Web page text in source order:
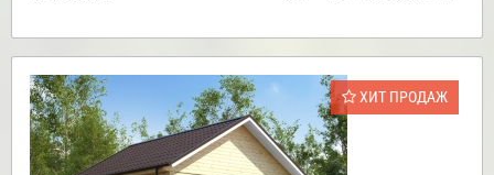
ХИТ ПРОДАЖ